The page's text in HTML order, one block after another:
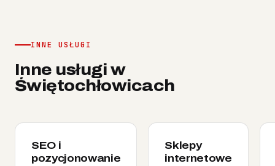
INNE USŁUGI
Inne usługi w
Świętochłowicach
SEO i
pozycjonowanie
Sklepy
internetowe